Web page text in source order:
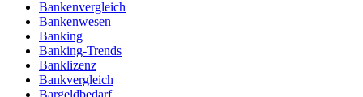
Bankenvergleich
Bankenwesen
Banking
Banking-Trends
Banklizenz
Bankvergleich